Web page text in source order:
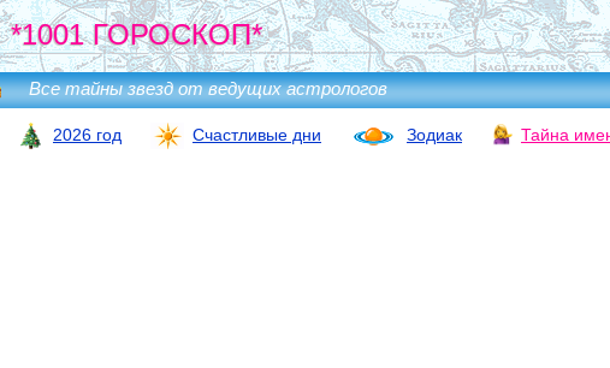
*1001 ГОРОСКОП*
Все тайны звезд от ведущих астрологов
2026 год Счастливые дни Зодиак Тайна